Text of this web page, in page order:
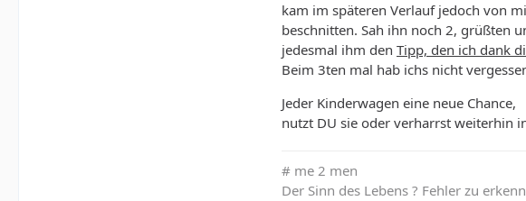
kam im späteren Verlauf jedoch von
beschnitten. Sah ihn noch 2, grüßten
jedesmal ihm den Tipp, den ich dank
Beim 3ten mal hab ichs nicht
Jeder Kinderwagen eine neue Chance,
nutzt DU sie oder verharrst weiterhin
# me 2 men
Der Sinn des Lebens ? Fehler zu